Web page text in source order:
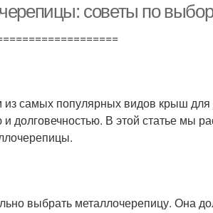
советы по
самых популярных видов крыш
долговечностью. В этой статье мы
выбрать металлочерепицу. Она